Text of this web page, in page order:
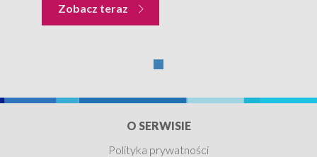
Zobacz teraz
O SERWISIE
Polityka prywatności